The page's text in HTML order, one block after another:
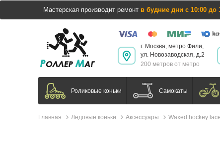
Мастерская производит ремонт в будние дни с 10:00 до
г. Москва, метро Фили,
ул. Новозаводская, д.2
200 метров от метро
Роликовые коньки Самокаты
Главная Ледовые коньки Аксессуары Waxed hockey